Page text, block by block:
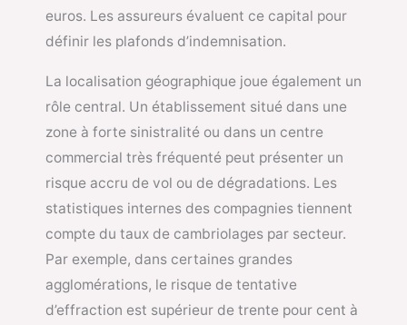
euros. Les assureurs évaluent ce capital pour
définir les plafonds d’indemnisation.
La localisation géographique joue également un
rôle central. Un établissement situé dans une
zone à forte sinistralité ou dans un centre
commercial très fréquenté peut présenter un
risque accru de vol ou de dégradations. Les
statistiques internes des compagnies tiennent
compte du taux de cambriolages par secteur.
Par exemple, dans certaines grandes
agglomérations, le risque de tentative
d’effraction est supérieur de trente pour cent à